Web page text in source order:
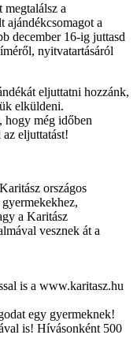
a
a
december 16-ig juttasd
nyitvatartásáról
eljuttatni hozzánk,
elküldeni.
hogy még időben
eljuttatást!
országos
a Karitász
vesznek át a
is a www.karitasz.hu
egy gyermeknek!
is! Hívásonként 500